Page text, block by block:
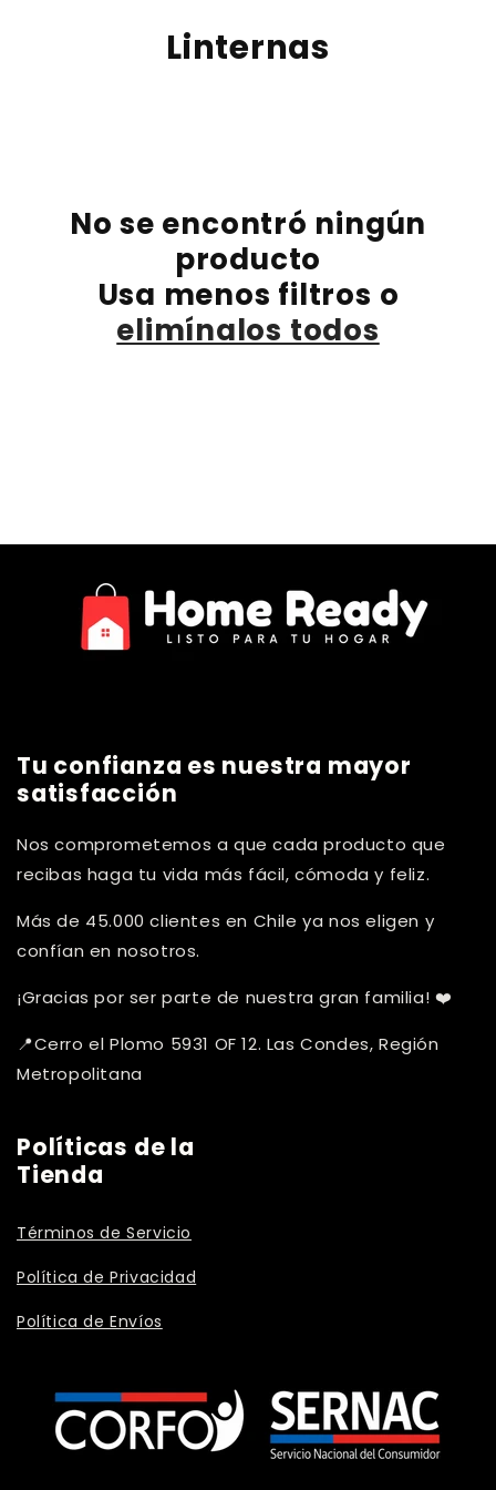
C
c
c
i
ó
Linternas
No se encontró ningún
producto
Usa menos filtros o
elimínalos todos
Tu confianza es nuestra mayor
satisfacción
Nos comprometemos a que cada producto que
recibas haga tu vida más fácil, cómoda y feliz.
Más de 45.000 clientes en Chile ya nos eligen y
confían en nosotros.
¡Gracias por ser parte de nuestra gran familia! ❤️
📍Cerro el Plomo 5931 OF 12. Las Condes, Región
Metropolitana
Políticas de la
Tienda
Términos de Servicio
Política de Privacidad
Política de Envíos